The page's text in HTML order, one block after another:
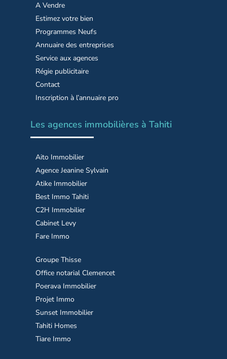
A Vendre
Estimez votre bien
Programmes Neufs
Annuaire des entreprises
Service aux agences
Régie publicitaire
Contact
Inscription à l’annuaire pro
Les agences immobilières à Tahiti
Aito Immobilier
Agence Jeanine Sylvain
Atike Immobilier
Best Immo Tahiti
C2H Immobilier
Cabinet Levy
Fare Immo
Groupe Thisse
Office notarial Clemencet
Poerava Immobilier
Projet Immo
Sunset Immobilier
Tahiti Homes
Tiare Immo